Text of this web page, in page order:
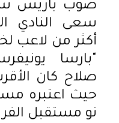
صوب باريس
سعى النادي
أكثر من لاعب
"بارسا
صلاح كان
حيث اعتبره
نو مستقبل